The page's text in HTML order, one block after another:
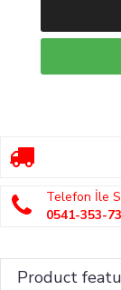
Telefon İle
0541-353-
Product